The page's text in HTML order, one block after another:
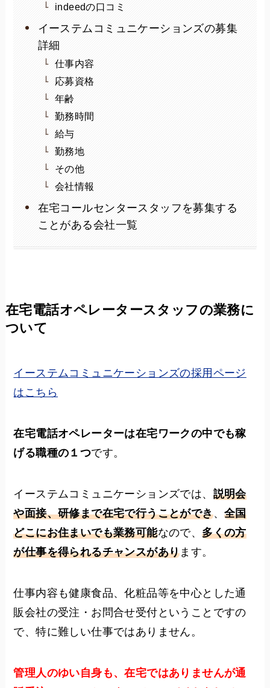
indeedの口コミ
イーステムコミュニケーションズの募集
詳細
仕事内容
応募資格
年齢
勤務時間
給与
勤務地
その他
会社情報
在宅コールセンタースタッフを募集する
ことがある会社一覧
在宅電話オペレータースタッフの業務に
ついて
イーステムコミュニケーションズの採用ページ
はこちら
在宅電話オペレーターは在宅ワークの中でも稼
げる職種の１つです。
イーステムコミュニケーションズでは、 説明会
や面接、研修まで在宅で行うことができ、全国
どこにお住まいでも業務可能なので、多くの方
が仕事を得られるチャンスがあります。
仕事内容も健康食品、化粧品等を中心とした通
販会社の受注・お問合せ受付ということですの
で、特に難しい仕事ではありません。
管理人のゆい自身も、在宅ではありませんが通